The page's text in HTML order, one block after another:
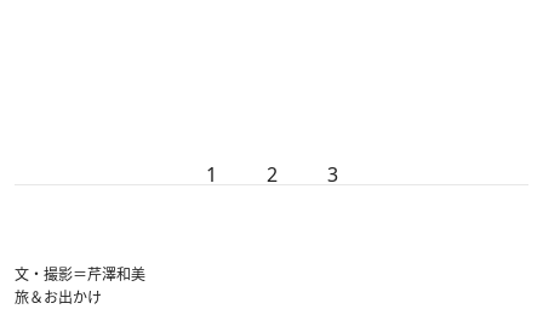
1 2 3
文・撮影＝芹澤和美
旅＆お出かけ